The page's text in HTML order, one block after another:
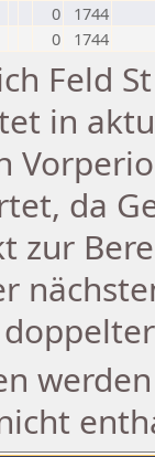
0
1744
0 1744
Feld
in
da
zur